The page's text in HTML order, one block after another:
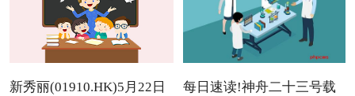
新秀丽(01910.HK)5月22日
每日速读!神舟二十三号载